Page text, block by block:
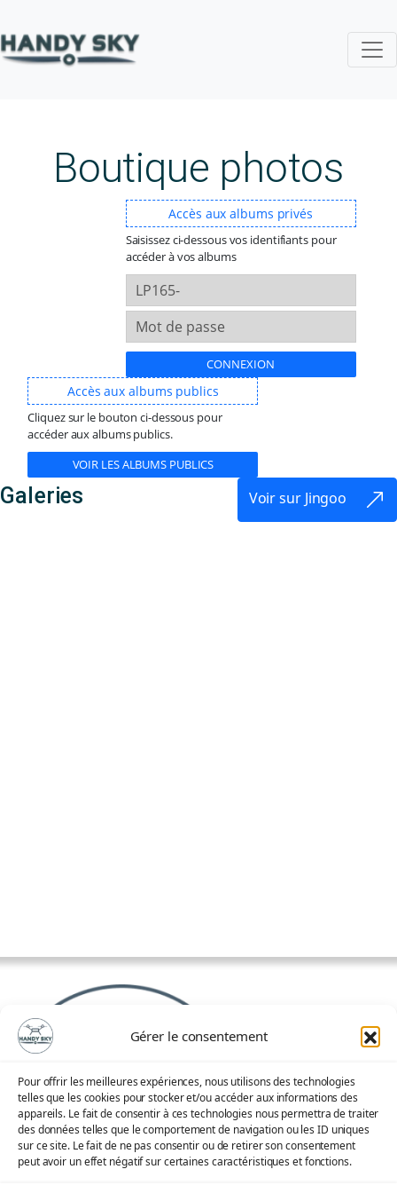
Gérer le consentement
Pour offrir les meilleures expériences, nous utilisons des technologies
telles que les cookies pour stocker et/ou accéder aux informations des
appareils. Le fait de consentir à ces technologies nous permettra de traiter
des données telles que le comportement de navigation ou les ID uniques
sur ce site. Le fait de ne pas consentir ou de retirer son consentement
peut avoir un effet négatif sur certaines caractéristiques et fonctions.
au
contenu
Boutique photos
Accès aux albums privés
Saisissez ci-dessous vos identifiants pour
accéder à vos albums
CONNEXION
Accès aux albums publics
Cliquez sur le bouton ci-dessous pour
accéder aux albums publics.
VOIR LES ALBUMS PUBLICS
Galeries Voir sur Jingoo